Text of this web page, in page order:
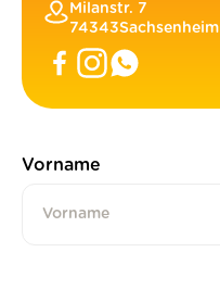
Milanstr. 7
74343Sachsenheim
Vorname